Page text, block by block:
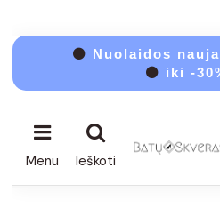
⚫ Nuolaidos
⚫ iki -
Menu Ieškoti